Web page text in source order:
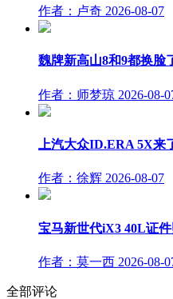
作者：卢奇 2026-08-07
魏牌新高山8和9都换脸
作者：师梦琼 2026-08-
上汽大众ID.ERA 5X
作者：徐辉 2026-08-07
宝马新世代iX3 40L证
作者：莫一西 2026-08-
全部评论